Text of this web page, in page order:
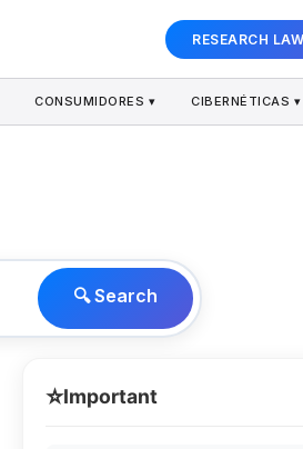
RESEARCH
CONSUMIDORES ▾ CIBERNÉTICAS ▾
🔍 Search
⭐Important